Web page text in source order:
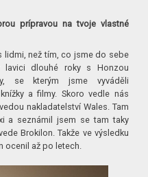
prípravou na tvoje vlastné
lidmi, než tím, co jsme do sebe
dlouhé roky s Honzou
se kterým jsme vyváděli
a filmy. Skoro vedle nás
nakladatelství Wales. Tam
a seznámil jsem se tam taky
Brokilon. Takže ve výsledku
ocenil až po letech.